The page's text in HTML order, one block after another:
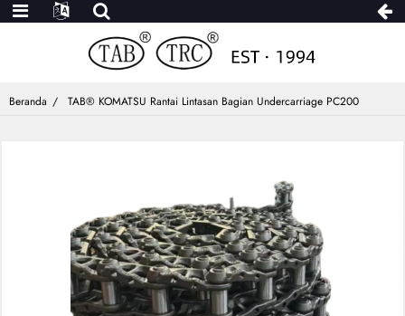
Beranda TAB® KOMATSU Rantai Lintasan Bagian Undercarriage PC200